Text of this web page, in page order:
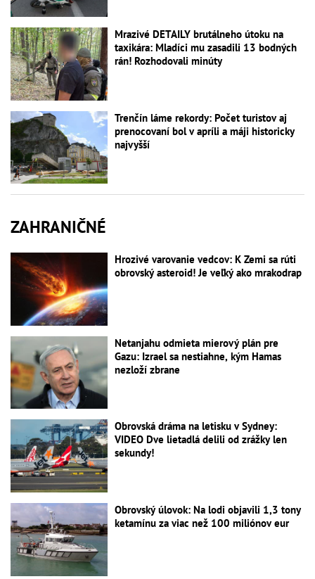
Mrazivé DETAILY brutálneho útoku na
taxikára: Mladíci mu zasadili 13 bodných
rán! Rozhodovali minúty
Trenčín láme rekordy: Počet turistov aj
prenocovaní bol v apríli a máji historicky
najvyšší
ZAHRANIČNÉ
Hrozivé varovanie vedcov: K Zemi sa rúti
obrovský asteroid! Je veľký ako mrakodrap
Netanjahu odmieta mierový plán pre
Gazu: Izrael sa nestiahne, kým Hamas
nezloží zbrane
Obrovská dráma na letisku v Sydney:
VIDEO Dve lietadlá delili od zrážky len
sekundy!
Obrovský úlovok: Na lodi objavili 1,3 tony
ketamínu za viac než 100 miliónov eur